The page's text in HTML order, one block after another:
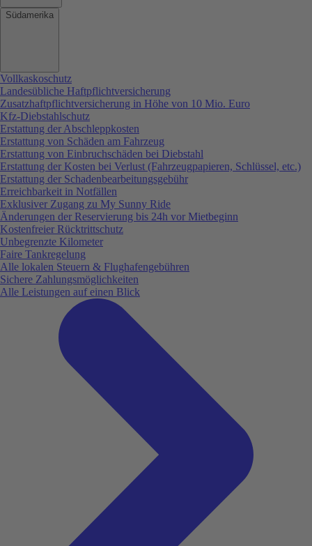
Südamerika
Vollkaskoschutz
Landesübliche Haftpflichtversicherung
Zusatzhaftpflichtversicherung in Höhe von 10 Mio. Euro
Kfz-Diebstahlschutz
Erstattung der Abschleppkosten
Erstattung von Schäden am Fahrzeug
Erstattung von Einbruchschäden bei Diebstahl
Erstattung der Kosten bei Verlust (Fahrzeugpapieren, Schlüssel, etc.)
Erstattung der Schadenbearbeitungsgebühr
Erreichbarkeit in Notfällen
Exklusiver Zugang zu My Sunny Ride
Änderungen der Reservierung bis 24h vor Mietbeginn
Kostenfreier Rücktrittschutz
Unbegrenzte Kilometer
Faire Tankregelung
Alle lokalen Steuern & Flughafengebühren
Sichere Zahlungsmöglichkeiten
Alle Leistungen auf einen Blick